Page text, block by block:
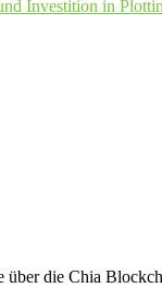
Investition in
über die Chia